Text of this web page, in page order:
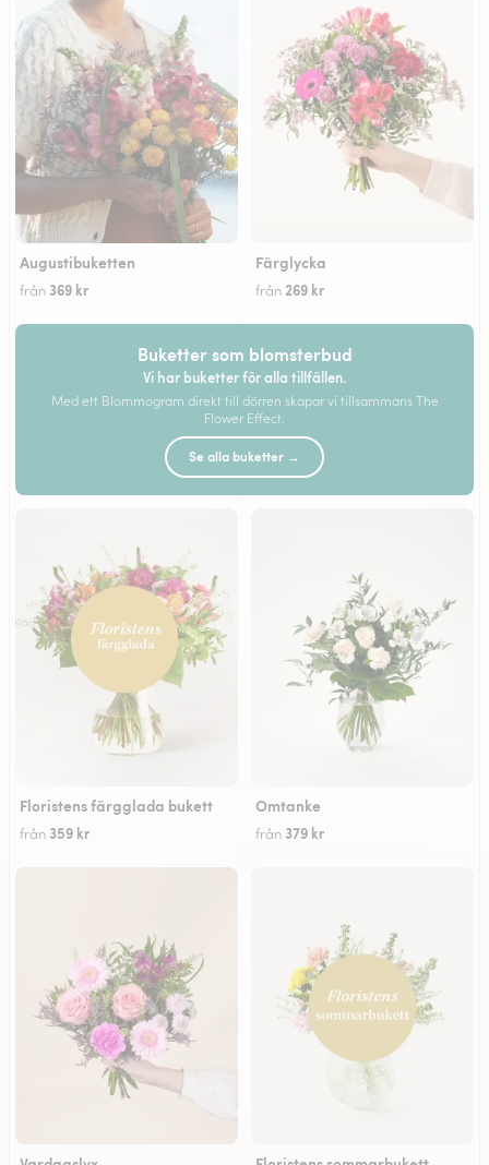
Augustibuketten
från 369 kr
Färglycka
från269 kr
Buketter som blomsterbud
Vi har buketter för alla tillfällen.
Med ett Blommogram direkt till dörren skapar vi tillsammans The
Flower Effect.
Se alla buketter →
Floristens färgglada bukett
från 359 kr
Omtanke
från 379 kr